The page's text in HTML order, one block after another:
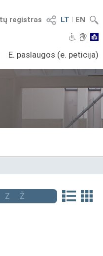
LT I EN
registras
E. paslaugos (e. peticija)
Z Ž